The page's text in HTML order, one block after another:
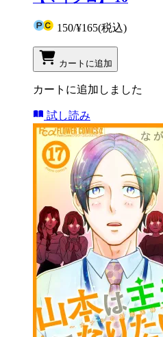
150/¥165(税込)
カートに追加
カートに追加しました
試し読み